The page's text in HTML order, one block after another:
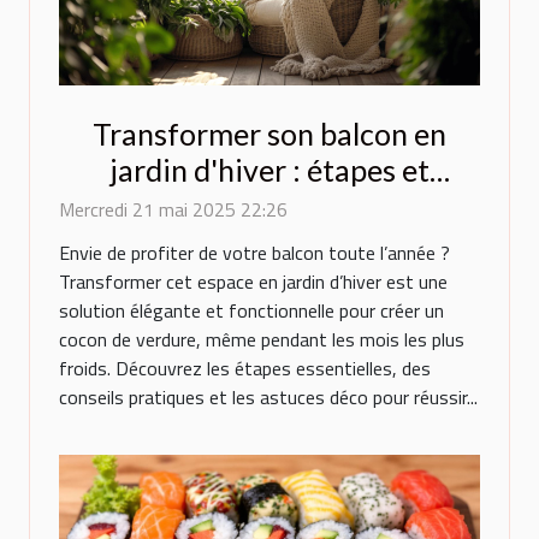
Transformer son balcon en
jardin d'hiver : étapes et
conseils
Mercredi 21 mai 2025 22:26
Envie de profiter de votre balcon toute l’année ?
Transformer cet espace en jardin d’hiver est une
solution élégante et fonctionnelle pour créer un
cocon de verdure, même pendant les mois les plus
froids. Découvrez les étapes essentielles, des
conseils pratiques et les astuces déco pour réussir...